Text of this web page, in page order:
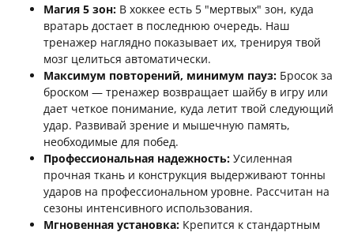
Магия 5 зон: В хоккее есть 5 "мертвых" зон, куда
вратарь достает в последнюю очередь. Наш
тренажер наглядно показывает их, тренируя твой
мозг целиться автоматически.
Максимум повторений, минимум пауз: Бросок за
броском — тренажер возвращает шайбу в игру или
дает четкое понимание, куда летит твой следующий
удар. Развивай зрение и мышечную память,
необходимые для побед.
Профессиональная надежность: Усиленная
прочная ткань и конструкция выдерживают тонны
ударов на профессиональном уровне. Рассчитан на
сезоны интенсивного использования.
Мгновенная установка: Крепится к стандартным